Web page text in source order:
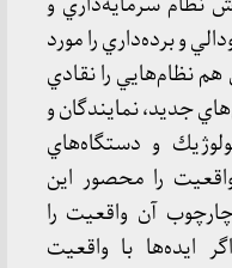
و برده‌داري را مورد
نظام‌هايي را نقادي
جديد، نمايندگان و
و دستگاه‌هاي
را محصور اين
آن واقعيت را
ايده‌ها با واقعيت